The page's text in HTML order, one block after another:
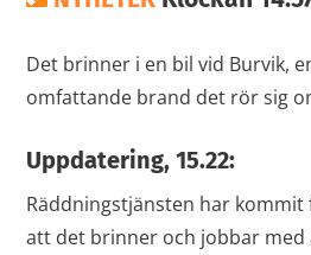
Det brinner i en bil vid Burvik,
omfattande brand det rör sig
Uppdatering, 15.22:
Räddningstjänsten har
att det brinner och jobbar med